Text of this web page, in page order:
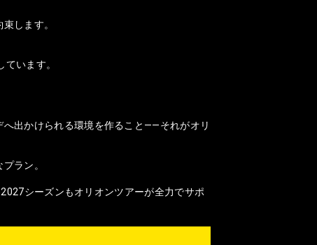
します。
います。
へ出かけられる環境を作ること——それがオリ
ラン。
シーズンもオリオンツアーが全力でサポ